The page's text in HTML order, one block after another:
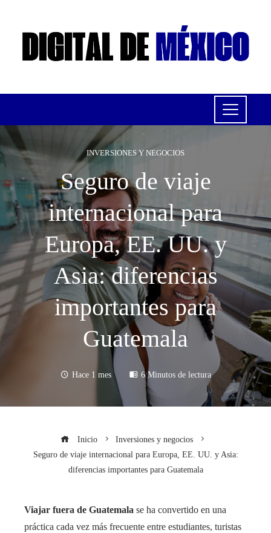
INVERSIONES Y NEGOCIOS
Seguro de viaje
internacional para
Europa, EE. UU. y
Asia: diferencias
importantes para
Guatemala
Hace 1 mes 6 Minutos de lectura
Inicio
Inversiones y negocios
Seguro de viaje internacional para Europa, EE. UU. y Asia:
diferencias importantes para Guatemala
Viajar fuera de Guatemala se ha convertido en una
práctica cada vez más frecuente entre estudiantes, turistas